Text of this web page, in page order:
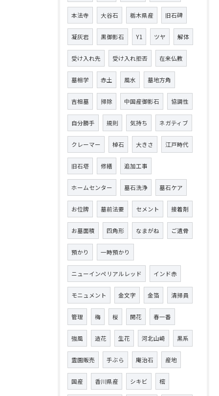
本法寺 大谷石 栃木県産 旧石碑
凝灰岩 黒御影石 Y1 ツヤ 解体
受け入れ先 受け入れ拒否 在来仏教
墓相学 赤土 風水 墓地方角
吉相墓 掃除 中国産御影石 協調性
自分勝手 規則 気持ち ネガティブ
クレーマー 棹石 大きさ 江戸時代
旧石塔 修繕 追加工事
ホームセンター 墓石洗浄 墓石ケア
お位牌 墓前法要 セメント 接着剤
お墓面積 四角形 なまがね ご遺骨
預かり 一時預かり
ニューインペリアルレッド インド赤
モニュメント 金文字 金箔 清掃員
管理 梅 桜 開花 春一番
強風 造花 生花 河北山崎 黒系
霊園販売 手ぶら 庵治石 産地
国産 香川県産 シキビ 樒